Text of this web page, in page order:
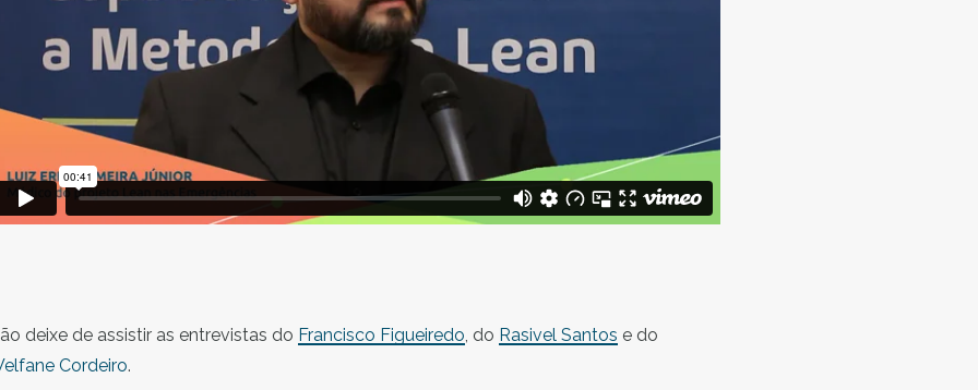
deixe de assistir as entrevistas do Francisco Figueiredo, do Rasivel Santos e do
Cordeiro.